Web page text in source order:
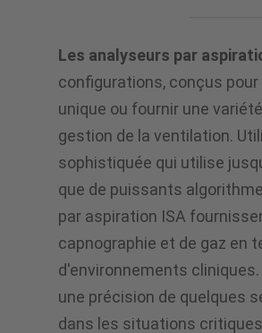
Les analyseurs par
configurations, conçus
unique ou fournir une
gestion de la ventilation.
sophistiquée qui utilise
que de puissants
par aspiration ISA
capnographie et de gaz en
d'environnements
une précision de quelques
dans les situations